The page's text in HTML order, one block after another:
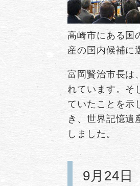
高崎市にある国
産の国内候補に
富岡賢治市長は
れています。そ
ていたことを示
き、世界記憶遺
しました。
9月24日